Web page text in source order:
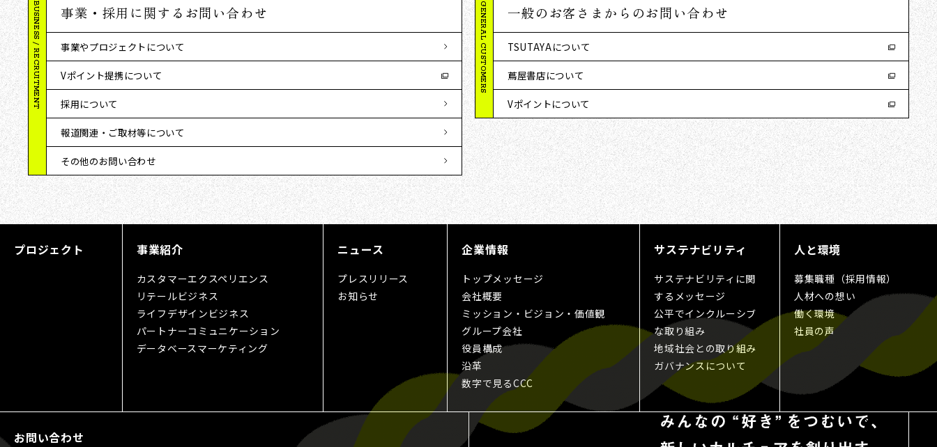
BUSINESS / RECRUITMENT 事業・採用に関するお問い合わせ
事業やプロジェクトについて
Vポイント提携について
採用について
報道関連・ご取材等について
その他のお問い合わせ
GENERAL CUSTOMERS 一般のお客さまからのお問い合わせ
TSUTAYAについて
蔦屋書店について
Vポイントについて
プロジェクト 事業紹介
カスタマーエクスペリエンス
リテールビジネス
ライフデザインビジネス
パートナーコミュニケーション
データベースマーケティング
ニュース
プレスリリース
お知らせ
企業情報
トップメッセージ
会社概要
ミッション・ビジョン・価値観
グループ会社
役員構成
沿革
数字で見るCCC
サステナビリティ
サステナビリティに関
するメッセージ
公平でインクルーシブ
な取り組み
地域社会との取り組み
ガバナンスについて
人と環境
募集職種（採用情報）
人材への想い
働く環境
社員の声
お問い合わせ